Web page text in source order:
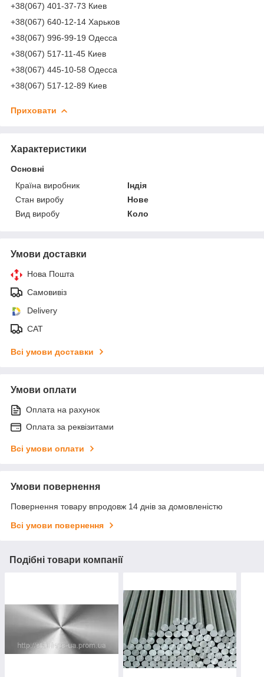
+38(067) 401-37-73 Киев
+38(067) 640-12-14 Харьков
+38(067) 996-99-19 Одесса
+38(067) 517-11-45 Киев
+38(067) 445-10-58 Одесса
+38(067) 517-12-89 Киев
Приховати
Характеристики
Основні
Країна виробник
Індія
Стан виробу
Нове
Вид виробу
Коло
Умови доставки
Нова Пошта
Самовивіз
Delivery
САТ
Всі умови доставки
Умови оплати
Оплата на рахунок
Оплата за реквізитами
Всі умови оплати
Умови повернення
Повернення товару впродовж 14 днів за домовленістю
Всі умови повернення
Подібні товари компанії